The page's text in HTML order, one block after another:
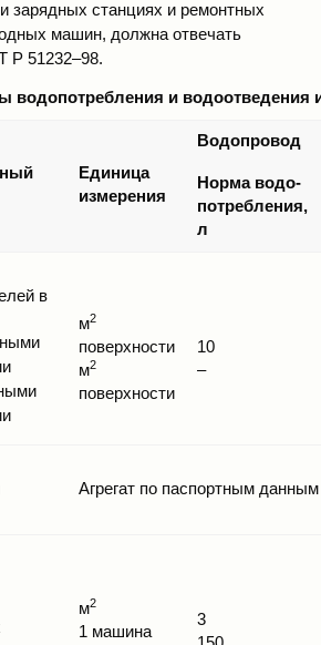
зарядных станциях и ремонтных
машин, должна отвечать
Р 51232–98.
водопотребления и водоотведения
Единица
измерения
Водопровод
Норма водо­
потребления,
л
в
м2
поверхности
м2
поверхности
10
–
Агрегат по паспортным данным
м2
1 машина
3